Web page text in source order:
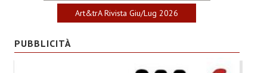
Art&trA Rivista Giu/Lug 2026
PUBBLICITÀ